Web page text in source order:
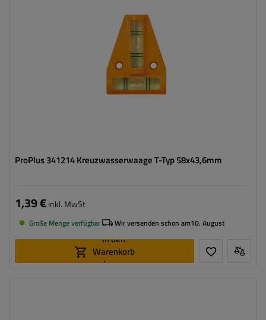
ProPlus 341214 Kreuzwasserwaage T-Typ 58x43,6mm
1,39 €inkl. MwSt
Große Menge verfügbar Wir versenden schon am10. August
In den
Warenkorb
legen